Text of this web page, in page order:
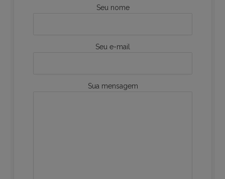
Seu nome
Seu e-mail
Sua mensagem